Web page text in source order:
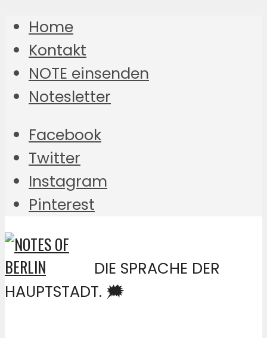
Home
Kontakt
NOTE einsenden
Notesletter
Facebook
Twitter
Instagram
Pinterest
DIE SPRACHE DER
HAUPTSTADT. 🗯️